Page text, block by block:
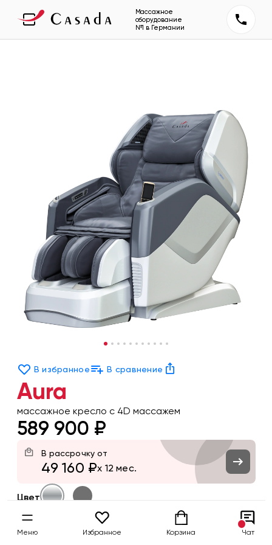
Массажное
оборудование
№1 в Германии
В избранное В сравнение
Aura
массажное кресло с 4D массажем
589 900 ₽
В рассрочку от
49 160 ₽x 12 мес.
Цвет
Меню Избранное Корзина Чат